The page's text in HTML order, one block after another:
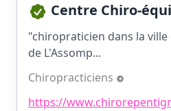
Centre Chiro-
"chiropraticien dans la
de L'Assomp...
Chiropracticiens
https://